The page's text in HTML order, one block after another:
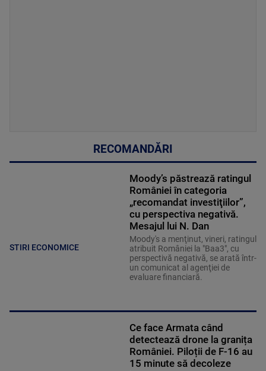
RECOMANDĂRI
STIRI ECONOMICE
Moody’s păstrează ratingul
României în categoria
„recomandat investiţiilor”,
cu perspectiva negativă.
Mesajul lui N. Dan
Moody's a menţinut, vineri, ratingul
atribuit României la "Baa3", cu
perspectivă negativă, se arată într-
un comunicat al agenţiei de
evaluare financiară.
Ce face Armata când
detectează drone la granița
României. Piloții de F-16 au
15 minute să decoleze